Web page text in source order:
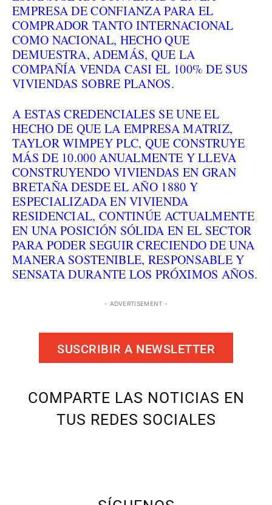
EMPRESA DE CONFIANZA PARA EL
COMPRADOR TANTO INTERNACIONAL
COMO NACIONAL, HECHO QUE
DEMUESTRA, ADEMÁS, QUE LA
COMPAÑÍA VENDA CASI EL 100% DE SUS
VIVIENDAS SOBRE PLANOS.
A ESTAS CREDENCIALES SE UNE EL
HECHO DE QUE LA EMPRESA MATRIZ,
TAYLOR WIMPEY PLC, QUE CONSTRUYE
MÁS DE 10.000 ANUALMENTE Y LLEVA
CONSTRUYENDO VIVIENDAS EN GRAN
BRETAÑA DESDE EL AÑO 1880 Y
ESPECIALIZADA EN VIVIENDA
RESIDENCIAL, CONTINÚE ACTUALMENTE
EN UNA POSICIÓN SÓLIDA EN EL SECTOR
PARA PODER SEGUIR CRECIENDO DE UNA
MANERA SOSTENIBLE, RESPONSABLE Y
SENSATA DURANTE LOS PRÓXIMOS AÑOS.
- ADVERTISEMENT -
SUSCRIBIR A NEWSLETTER
COMPARTE LAS NOTICIAS EN
TUS REDES SOCIALES